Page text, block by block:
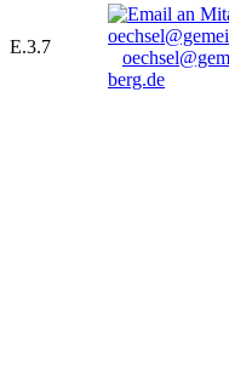
E.3.7
berg.de